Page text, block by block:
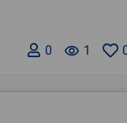
remove_red_eye 1
0